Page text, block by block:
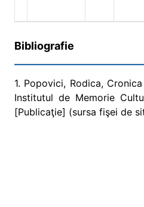
Bibliografie
1. Popovici, Rodica,
Institutul de Memorie
[Publicaţie] (sursa fişei de